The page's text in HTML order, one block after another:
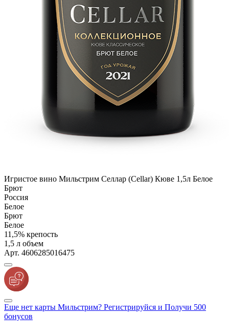
Игристое вино Мильстрим Селлар (Cellar) Кюве 1,5л Белое
Брют
Россия
Белое
Брют
Белое
11,5% крепость
1,5 л объем
Арт. 4606285016475
Еще нет карты Мильстрим? Регистрируйся и Получи 500
бонусов